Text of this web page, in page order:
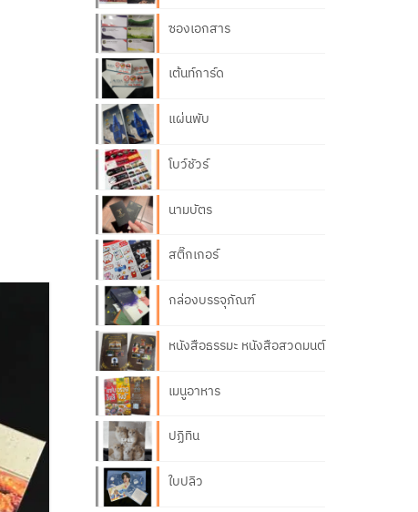
ซองเอกสาร
เต้นท์การ์ด
แผ่นพับ
โบว์ชัวร์
นามบัตร
สติ๊กเกอร์
กล่องบรรจุภัณฑ์
หนังสือธรรมะ หนังสือสวดมนต์
เมนูอาหาร
ปฏิทิน
ใบปลิว